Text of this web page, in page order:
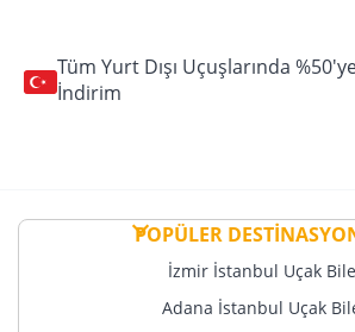
Tüm Yurt Dışı Uçuşlarında
İndirim
POPÜLER
İzmir İstanbul Uçak
Adana İstanbul Uçak